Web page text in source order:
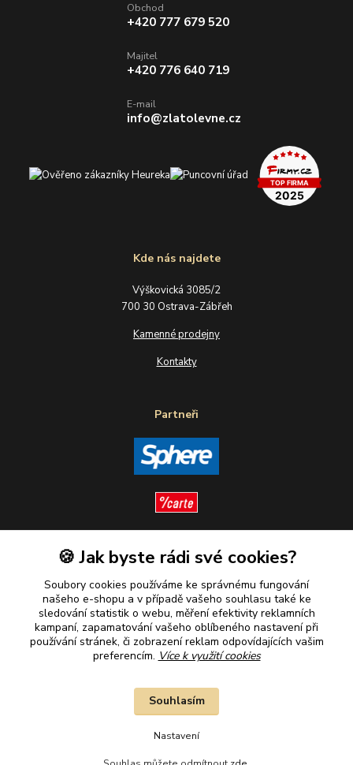
Kde nás najdete
Výškovická 3085/2
700 30 Ostrava-Zábřeh
Kamenné prodejny
Kontakty
Partneři
Sledujte nás
Plaťte u nás bezpečně
Obchod
+420 777 679 520
Majitel
+420 776 640 719
E-mail
info@zlatolevne.cz
🍪 Jak byste rádi své cookies?
Soubory cookies používáme ke správnému fungování
našeho e-shopu a v případě vašeho souhlasu také ke
sledování statistik o webu, měření efektivity reklamních
kampaní, zapamatování vašeho oblíbeného nastavení při
používání stránek, či zobrazení reklam odpovídajících vašim
preferencím. Více k využití cookies
Nastavení
Souhlasím